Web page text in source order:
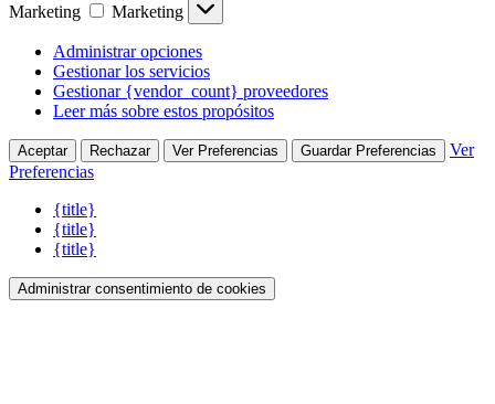
Marketing
Marketing
Administrar opciones
Gestionar los servicios
Gestionar {vendor_count} proveedores
Leer más sobre estos propósitos
Aceptar Rechazar Ver Preferencias Guardar Preferencias
Ver
Preferencias
{title}
{title}
{title}
Administrar consentimiento de cookies